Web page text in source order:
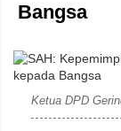
Bangsa
Ketua DPD